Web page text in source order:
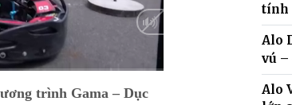
trình Gama – Dục
tính
Alo
vú –
Alo